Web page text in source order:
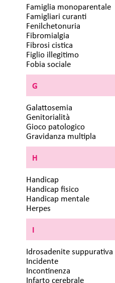
Famiglia monoparentale
Famigliari curanti
Fenilchetonuria
Fibromialgia
Fibrosi cistica
Figlio illegitimo
Fobia sociale
G
Galattosemia
Genitorialità
Gioco patologico
Gravidanza multipla
H
Handicap
Handicap fisico
Handicap mentale
Herpes
I
Idrosadenite suppurativa
Incidente
Incontinenza
Infarto cerebrale